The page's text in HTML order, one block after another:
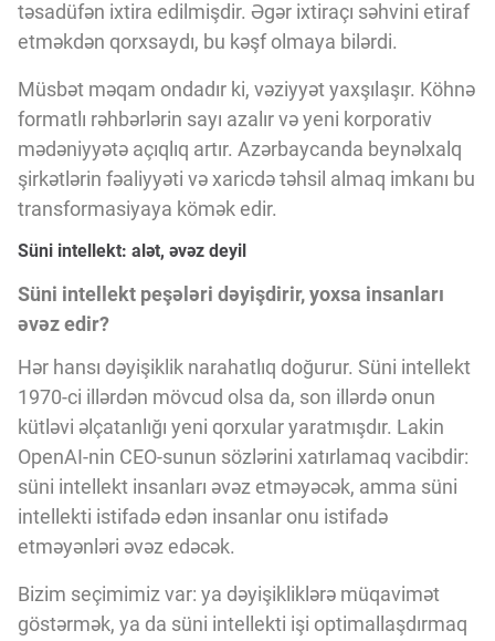
təsadüfən ixtira edilmişdir. Əgər ixtiraçı səhvini etiraf
etməkdən qorxsaydı, bu kəşf olmaya bilərdi.
Müsbət məqam ondadır ki, vəziyyət yaxşılaşır. Köhnə
formatlı rəhbərlərin sayı azalır və yeni korporativ
mədəniyyətə açıqlıq artır. Azərbaycanda beynəlxalq
şirkətlərin fəaliyyəti və xaricdə təhsil almaq imkanı bu
transformasiyaya kömək edir.
Süni intellekt: alət, əvəz deyil
Süni intellekt peşələri dəyişdirir, yoxsa insanları
əvəz edir?
Hər hansı dəyişiklik narahatlıq doğurur. Süni intellekt
1970-ci illərdən mövcud olsa da, son illərdə onun
kütləvi əlçatanlığı yeni qorxular yaratmışdır. Lakin
OpenAI-nin CEO-sunun sözlərini xatırlamaq vacibdir:
süni intellekt insanları əvəz etməyəcək, amma süni
intellekti istifadə edən insanlar onu istifadə
etməyənləri əvəz edəcək.
Bizim seçimimiz var: ya dəyişikliklərə müqavimət
göstərmək, ya da süni intellekti işi optimallaşdırmaq